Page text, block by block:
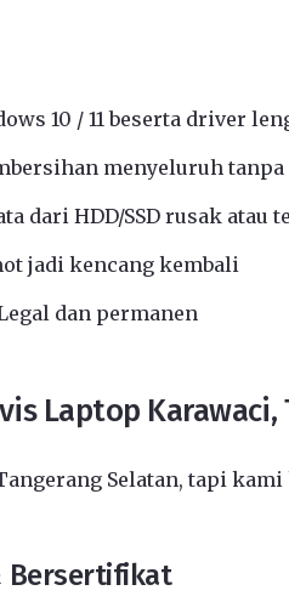
10 / 11 beserta driver
menyeluruh tanpa
dari HDD/SSD rusak atau
jadi kencang kembali
dan permanen
Laptop Karawaci,
Selatan, tapi
Bersertifikat